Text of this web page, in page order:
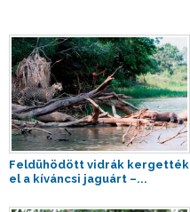
Feldühödött vidrák kergették
el a kíváncsi jaguárt –...